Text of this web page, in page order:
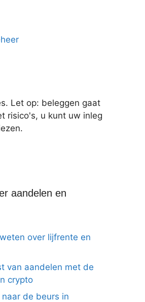
Let op: beleggen gaat
risico's, u kunt uw inleg
aandelen en
over lijfrente en
van aandelen met de
crypto
de beurs in